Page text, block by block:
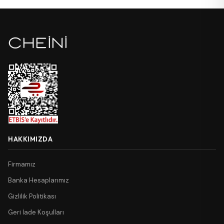
HAKKIMIZDA
Firmamız
Banka Hesaplarımız
Gizlilik Politikası
Geri İade Koşulları